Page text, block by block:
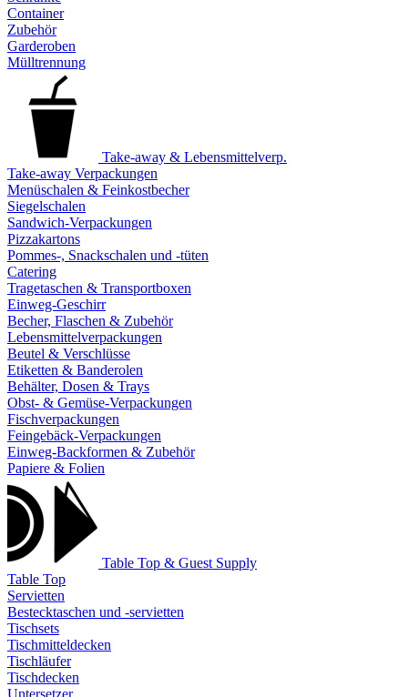
Container
Zubehör
Garderoben
Mülltrennung
Take-away & Lebensmittelverp.
Take-away Verpackungen
Menüschalen & Feinkostbecher
Siegelschalen
Sandwich-Verpackungen
Pizzakartons
Pommes-, Snackschalen und -tüten
Catering
Tragetaschen & Transportboxen
Einweg-Geschirr
Becher, Flaschen & Zubehör
Lebensmittelverpackungen
Beutel & Verschlüsse
Etiketten & Banderolen
Behälter, Dosen & Trays
Obst- & Gemüse-Verpackungen
Fischverpackungen
Feingebäck-Verpackungen
Einweg-Backformen & Zubehör
Papiere & Folien
Table Top & Guest Supply
Table Top
Servietten
Bestecktaschen und -servietten
Tischsets
Tischmitteldecken
Tischläufer
Tischdecken